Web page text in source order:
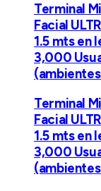
Terminal
Facial
1.5 mts en
3,000
Terminal
Facial
1.5 mts en
3,000